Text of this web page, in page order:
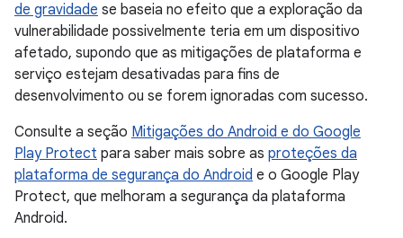
de gravidade se baseia no efeito que a exploração da
vulnerabilidade possivelmente teria em um dispositivo
afetado, supondo que as mitigações de plataforma e
serviço estejam desativadas para fins de
desenvolvimento ou se forem ignoradas com sucesso.
Consulte a seção Mitigações do Android e do Google
Play Protect para saber mais sobre as proteções da
plataforma de segurança do Android e o Google Play
Protect, que melhoram a segurança da plataforma
Android.